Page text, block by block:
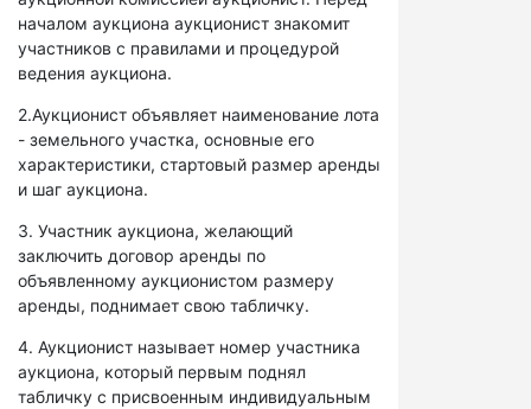
началом аукциона аукционист знакомит
участников с правилами и процедурой
ведения аукциона.
2.Аукционист объявляет наименование лота
- земельного участка, основные его
характеристики, стартовый размер аренды
и шаг аукциона.
3. Участник аукциона, желающий
заключить договор аренды по
объявленному аукционистом размеру
аренды, поднимает свою табличку.
4. Аукционист называет номер участника
аукциона, который первым поднял
табличку с присвоенным индивидуальным